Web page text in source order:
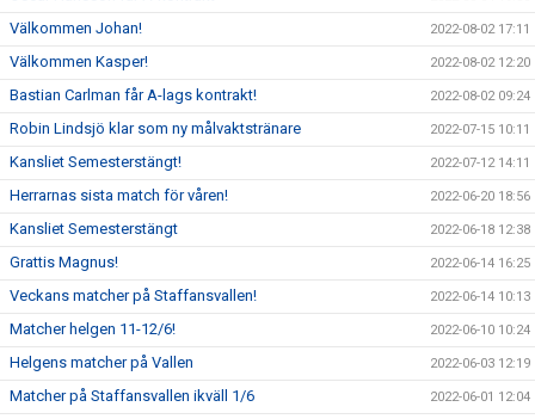
Välkommen Johan! 2022-08-02 17:11
Välkommen Kasper! 2022-08-02 12:20
Bastian Carlman får A-lags kontrakt! 2022-08-02 09:24
Robin Lindsjö klar som ny målvaktstränare 2022-07-15 10:11
Kansliet Semesterstängt! 2022-07-12 14:11
Herrarnas sista match för våren! 2022-06-20 18:56
Kansliet Semesterstängt 2022-06-18 12:38
Grattis Magnus! 2022-06-14 16:25
Veckans matcher på Staffansvallen! 2022-06-14 10:13
Matcher helgen 11-12/6! 2022-06-10 10:24
Helgens matcher på Vallen 2022-06-03 12:19
Matcher på Staffansvallen ikväll 1/6 2022-06-01 12:04